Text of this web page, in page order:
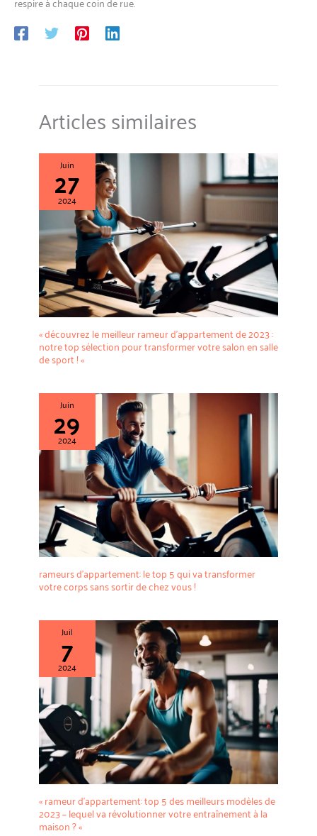
Articles similaires
Juin
27
2024
« découvrez le meilleur rameur d’appartement de 2023 :
notre top sélection pour transformer votre salon en salle
de sport ! «
Juin
29
2024
rameurs d’appartement: le top 5 qui va transformer
votre corps sans sortir de chez vous !
Juil
7
2024
« rameur d’appartement: top 5 des meilleurs modèles de
2023 – lequel va révolutionner votre entraînement à la
maison ? «